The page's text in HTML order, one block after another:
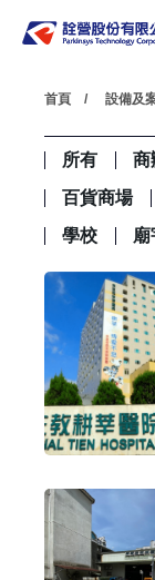
首頁 設備及
所有 商
百貨商場
學校
廟